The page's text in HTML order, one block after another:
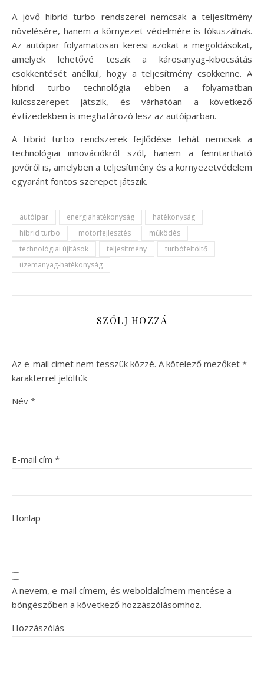
A jövő hibrid turbo rendszerei nemcsak a teljesítmény
növelésére, hanem a környezet védelmére is fókuszálnak.
Az autóipar folyamatosan keresi azokat a megoldásokat,
amelyek lehetővé teszik a károsanyag-kibocsátás
csökkentését anélkül, hogy a teljesítmény csökkenne. A
hibrid turbo technológia ebben a folyamatban
kulcsszerepet játszik, és várhatóan a következő
évtizedekben is meghatározó lesz az autóiparban.
A hibrid turbo rendszerek fejlődése tehát nemcsak a
technológiai innovációkról szól, hanem a fenntartható
jövőről is, amelyben a teljesítmény és a környezetvédelem
egyaránt fontos szerepet játszik.
autóipar energiahatékonyság
hatékonyság
hibrid turbo
motorfejlesztés
működés
technológiai újítások
teljesítmény
turbófeltöltő
üzemanyag-hatékonyság
SZÓLJ HOZZÁ
Az e-mail címet nem tesszük közzé. A kötelező mezőket *
karakterrel jelöltük
Név *
E-mail cím *
Honlap
A nevem, e-mail címem, és weboldalcímem mentése a
böngészőben a következő hozzászólásomhoz.
Hozzászólás